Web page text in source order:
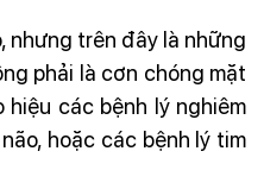
nhưng trên đây là những
phải là cơn chóng mặt
các bệnh lý nghiêm
hoặc các bệnh lý tim